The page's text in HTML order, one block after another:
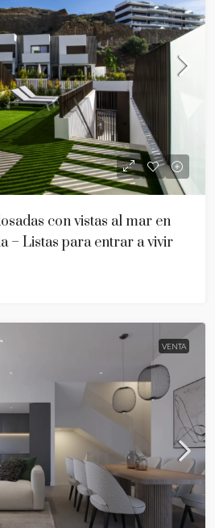
con vistas al mar en
– Listas para entrar a vivir
VENTA